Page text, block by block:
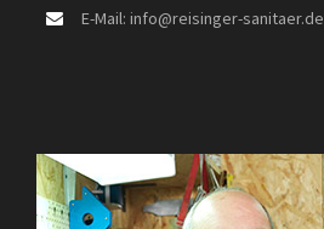
E-Mail: info@reisinger-sanitaer.de